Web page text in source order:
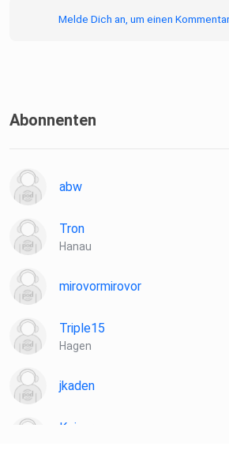
Melde Dich an, um einen
Abonnenten
abw
Tron
Hanau
mirovormirovor
Triple15
Hagen
jkaden
Koiser